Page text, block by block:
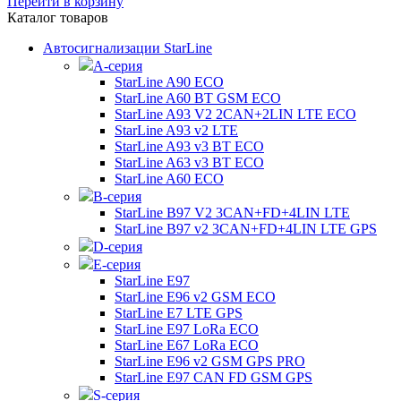
Каталог товаров
Автосигнализации StarLine
А-серия
StarLine A90 ECO
StarLine A60 BT GSM ECO
StarLine A93 V2 2CAN+2LIN LTE ECO
StarLine A93 v2 LTE
StarLine A93 v3 BT ECO
StarLine A63 v3 BT ECO
StarLine A60 ECO
B-серия
StarLine B97 V2 3CAN+FD+4LIN LTE
StarLine B97 v2 3CAN+FD+4LIN LTE GPS
D-серия
E-серия
StarLine E97
StarLine E96 v2 GSM ECO
StarLine E7 LTE GPS
StarLine E97 LoRa ECO
StarLine E67 LoRa ECO
StarLine E96 v2 GSM GPS PRO
StarLine E97 CAN FD GSM GPS
S-серия